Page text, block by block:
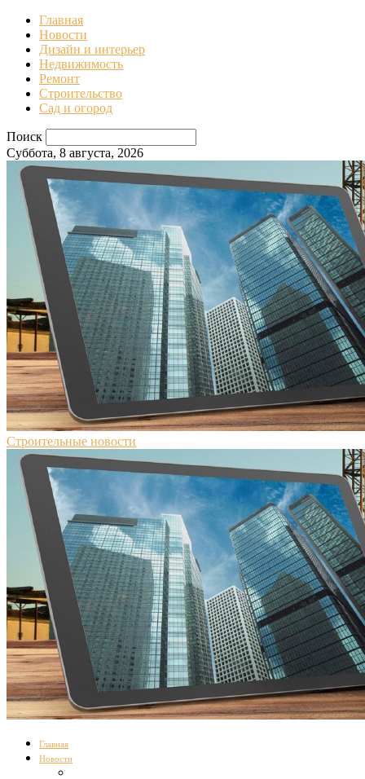
Главная
Новости
Дизайн и интерьер
Недвижимость
Ремонт
Строительство
Сад и огород
Поиск
Суббота, 8 августа, 2026
Строительные новости
Главная
Новости